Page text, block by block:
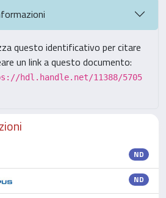
questo identificativo per citare
un link a questo documento:
hdl.handle.net/11388/5705
ND
ND